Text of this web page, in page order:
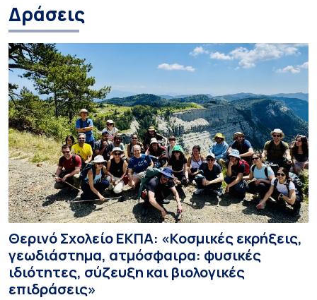
Δράσεις
Θερινό Σχολείο ΕΚΠΑ: «Κοσμικές εκρήξεις,
γεωδιάστημα, ατμόσφαιρα: φυσικές
ιδιότητες, σύζευξη και βιολογικές
επιδράσεις»